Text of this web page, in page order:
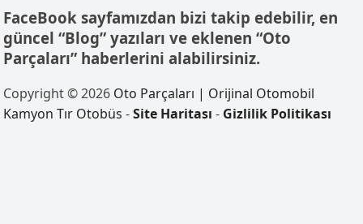
FaceBook sayfamızdan bizi takip edebilir, en
güncel “Blog” yazıları ve eklenen “Oto
Parçaları” haberlerini alabilirsiniz.
Copyright © 2026 Oto Parçaları | Orijinal Otomobil
Kamyon Tır Otobüs -Site Haritası - Gizlilik Politikası